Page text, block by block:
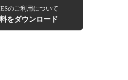
のご利用について
をダウンロード